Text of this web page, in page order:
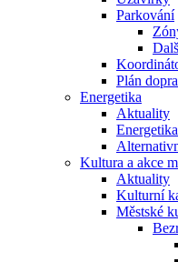
Parkování
Plán
Energetika
Aktuality
Kultura a akce
Aktuality
Kulturní
Městské